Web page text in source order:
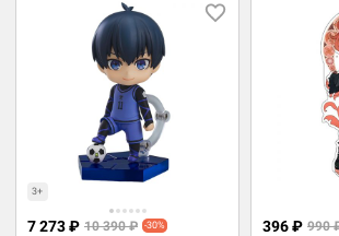
3+
7 273 ₽ 10 390 ₽ -30% 396 ₽ 990